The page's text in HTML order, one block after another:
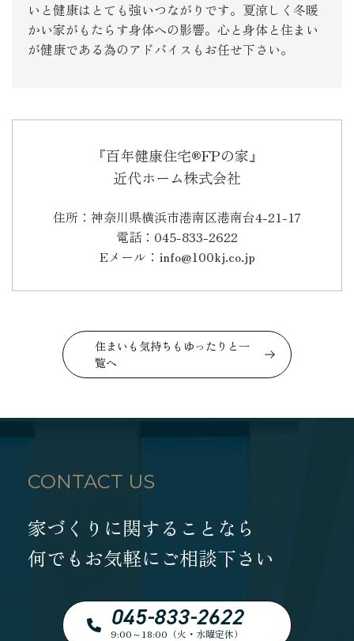
いと健康はとても強いつながりです。夏涼しく冬暖
かい家がもたらす身体への影響。心と身体と住まい
が健康である為のアドバイスもお任せ下さい。
『百年健康住宅®FPの家』
近代ホーム株式会社
住所：神奈川県横浜市港南区港南台4-21-17
電話：045-833-2622
Eメール：info@100kj.co.jp
住まいも気持ちもゆったりと一
覧へ
CONTACT US
家づくりに関することなら
何でもお気軽にご相談下さい
045-833-2622
9:00～18:00（火・水曜定休）